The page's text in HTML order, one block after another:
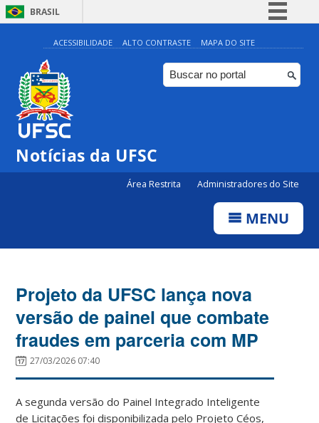
BRASIL
Simplifique!
Comunica BR
Participe
ACESSIBILIDADE ALTO CONTRASTE MAPA DO SITE
Notícias da UFSC
Área Restrita Administradores do Site
MENU
Projeto da UFSC lança nova
versão de painel que combate
fraudes em parceria com MP
27/03/2026 07:40
A segunda versão do Painel Integrado Inteligente
de Licitações foi disponibilizada pelo Projeto Céos,